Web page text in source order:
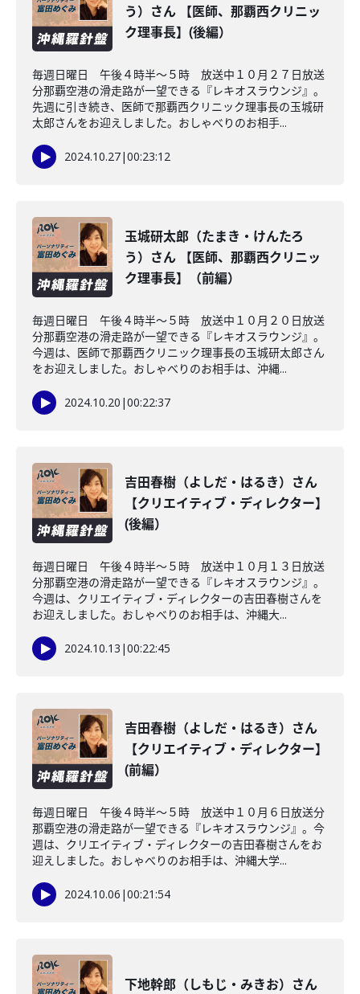
う）さん 【医師、那覇西クリニッ
ク理事長】(後編）
毎週日曜日 午後４時半～５時 放送中１０月２７日放送
分那覇空港の滑走路が一望できる『レキオスラウンジ』。
先週に引き続き、医師で那覇西クリニック理事長の玉城研
太郎さんをお迎えしました。おしゃべりのお相手...
2024.10.27|00:23:12
玉城研太郎（たまき・けんたろ
う）さん 【医師、那覇西クリニッ
ク理事長】（前編）
毎週日曜日 午後４時半～５時 放送中１０月２０日放送
分那覇空港の滑走路が一望できる『レキオスラウンジ』。
今週は、医師で那覇西クリニック理事長の玉城研太郎さん
をお迎えしました。おしゃべりのお相手は、沖縄...
2024.10.20 |00:22:37
吉田春樹（よしだ・はるき）さん
【クリエイティブ・ディレクター】
(後編）
毎週日曜日 午後４時半～５時 放送中１０月１３日放送
分那覇空港の滑走路が一望できる『レキオスラウンジ』。
今週は、クリエイティブ・ディレクターの吉田春樹さんを
お迎えしました。おしゃべりのお相手は、沖縄大...
2024.10.13 |00:22:45
吉田春樹（よしだ・はるき）さん
【クリエイティブ・ディレクター】
(前編）
毎週日曜日 午後４時半～５時 放送中１０月６日放送分
那覇空港の滑走路が一望できる『レキオスラウンジ』。今
週は、クリエイティブ・ディレクターの吉田春樹さんをお
迎えしました。おしゃべりのお相手は、沖縄大学...
2024.10.06 |00:21:54
下地幹郎（しもじ・みきお）さん